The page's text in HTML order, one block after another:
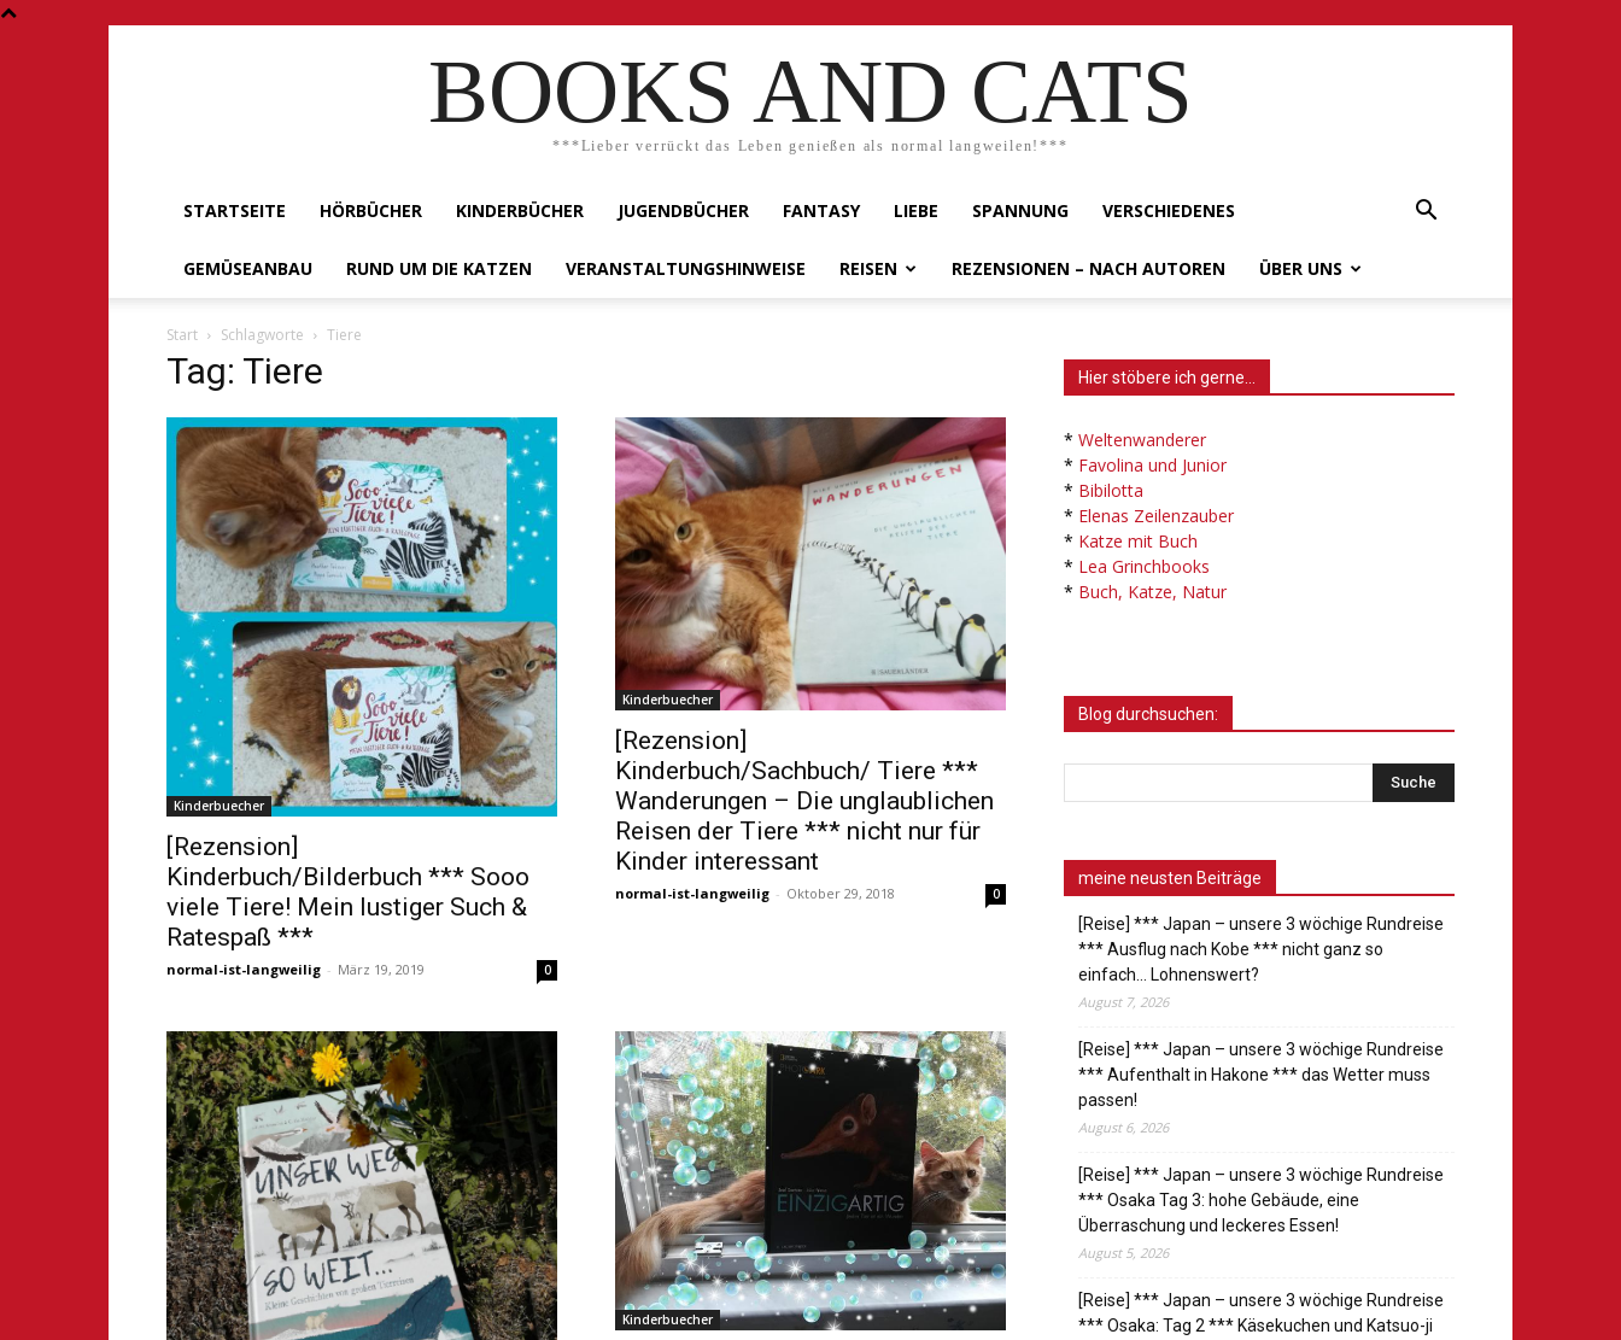
BOOKS AND CATS
***Lieber verrückt das Leben genießen als normal langweilen!***
STARTSEITE HÖRBÜCHER KINDERBÜCHER JUGENDBÜCHER FANTASY LIEBE SPANNUNG VERSCHIEDENES
GEMÜSEANBAU RUND UM DIE KATZEN VERANSTALTUNGSHINWEISE REISEN REZENSIONEN – NACH AUTOREN ÜBER UNS
Start Schlagworte Tiere
Tag: Tiere
Kinderbuecher
[Rezension]
Kinderbuch/Bilderbuch *** Sooo
viele Tiere! Mein lustiger Such &
Ratespaß ***
normal-ist-langweilig - März 19, 2019 0
Kinderbuecher
[Rezension]
Kinderbuch/Sachbuch/ Tiere ***
Wanderungen – Die unglaublichen
Reisen der Tiere *** nicht nur für
Kinder interessant
normal-ist-langweilig - Oktober 29, 2018 0
Kinderbuecher
Hier stöbere ich gerne…
* Weltenwanderer
* Favolina und Junior
* Bibilotta
* Elenas Zeilenzauber
* Katze mit Buch
* Lea Grinchbooks
* Buch, Katze, Natur
Blog durchsuchen:
meine neusten Beiträge
[Reise] *** Japan – unsere 3 wöchige Rundreise
*** Ausflug nach Kobe *** nicht ganz so
einfach… Lohnenswert?
August 7, 2026
[Reise] *** Japan – unsere 3 wöchige Rundreise
*** Aufenthalt in Hakone *** das Wetter muss
passen!
August 6, 2026
[Reise] *** Japan – unsere 3 wöchige Rundreise
*** Osaka Tag 3: hohe Gebäude, eine
Überraschung und leckeres Essen!
August 5, 2026
[Reise] *** Japan – unsere 3 wöchige Rundreise
*** Osaka: Tag 2 *** Käsekuchen und Katsuo-ji